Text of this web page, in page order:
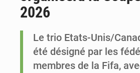
2026
Le trio Etats-Unis/
été désigné par les
membres de la Fifa,